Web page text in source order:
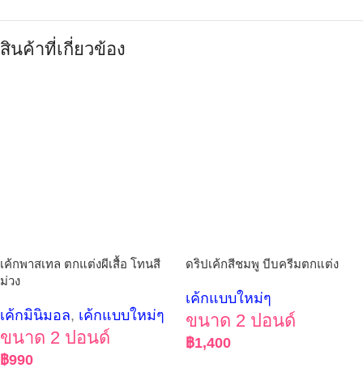
สินค้าที่เกี่ยวข้อง
เค้กพาสเทล ตกแต่งผีเสื้อ โทนสี
ม่วง
เค้กมินิมอล, เค้กแบบใหม่ๆ
ขนาด 2 ปอนด์
฿990
ดริปเค้กสีชมพู บีบครีมตกแต่ง
เค้กแบบใหม่ๆ
ขนาด 2 ปอนด์
฿1,400